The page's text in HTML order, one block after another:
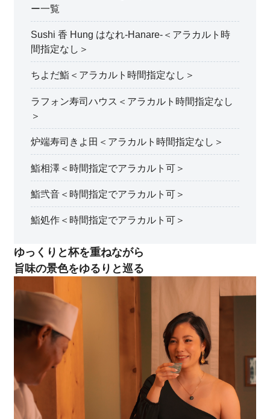
ー一覧
Sushi 香 Hung はなれ-Hanare-＜アラカルト時
間指定なし＞
ちよだ鮨＜アラカルト時間指定なし＞
ラフォン寿司ハウス＜アラカルト時間指定なし
＞
炉端寿司きよ田＜アラカルト時間指定なし＞
鮨相澤＜時間指定でアラカルト可＞
鮨弐音＜時間指定でアラカルト可＞
鮨処作＜時間指定でアラカルト可＞
ゆっくりと杯を重ねながら
旨味の景色をゆるりと巡る